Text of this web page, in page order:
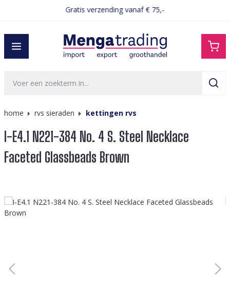
Gratis verzending vanaf € 75,-
home rvs sieraden kettingen rvs
I-E4.1 N221-384 No. 4 S. Steel Necklace
Faceted Glassbeads Brown
Afbeeldingengalerij overslaan